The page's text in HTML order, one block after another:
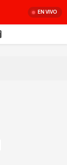
EN VIVO